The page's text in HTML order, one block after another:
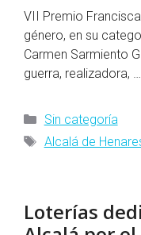
VII Premio
género, en su
Carmen Sarmiento
guerra, realizadora, …
Categorías
Sin categoría
Etiquetas
Alcalá de
Loterías